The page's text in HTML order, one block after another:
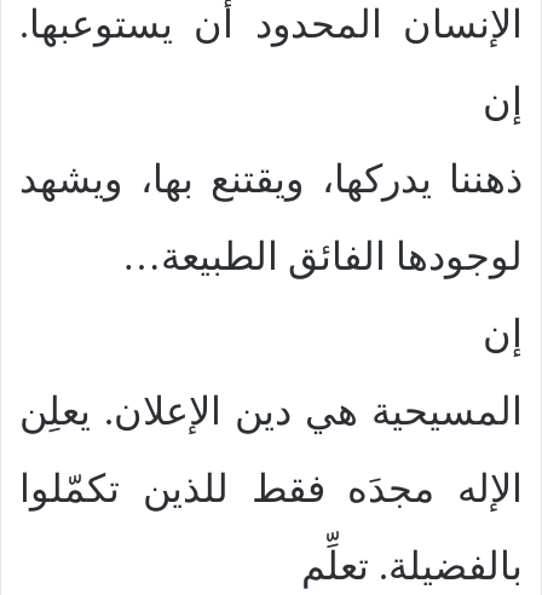
الإنسان المحدود أن يستوعبها.
إن
ذهننا يدركها، ويقتنع بها، ويشهد
لوجودها الفائق الطبيعة…
إن
المسيحية هي دين الإعلان. يعلِن
الإله مجدَه فقط للذين تكمّلوا
بالفضيلة. تعلِّم